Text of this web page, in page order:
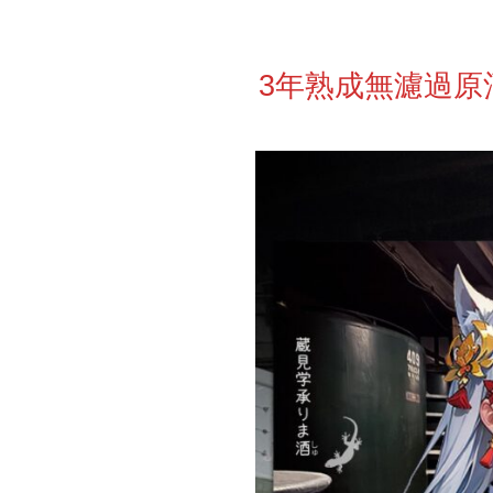
3年熟成無濾過原